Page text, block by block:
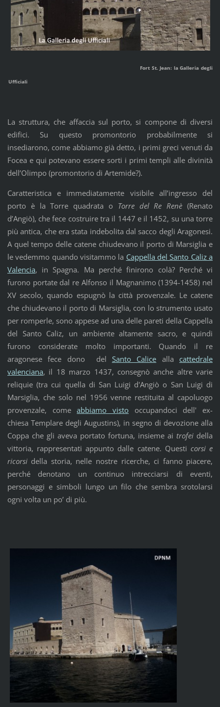
Fort St. Jean: la Galleria degli
Ufficiali
La struttura, che affaccia sul porto, si compone di diversi
edifici. Su questo promontorio probabilmente si
insediarono, come abbiamo già detto, i primi greci venuti da
Focea e qui potevano essere sorti i primi templi alle divinità
dell’Olimpo (promontorio di Artemide?).
Caratteristica e immediatamente visibile all’ingresso del
porto è la Torre quadrata o Torre del Re Renè (Renato
d’Angiò), che fece costruire tra il 1447 e il 1452, su una torre
più antica, che era stata indebolita dal sacco degli Aragonesi.
A quel tempo delle catene chiudevano il porto di Marsiglia e
le vedemmo quando visitammo la Cappella del Santo Caliz a
Valencia, in Spagna. Ma perché finirono colà? Perché vi
furono portate dal re Alfonso il Magnanimo (1394-1458) nel
XV secolo, quando espugnò la città provenzale. Le catene
che chiudevano il porto di Marsiglia, con lo strumento usato
per romperle, sono appese ad una delle pareti della Cappella
del Santo Caliz, un ambiente altamente sacro, e quindi
furono considerate molto importanti. Quando il re
aragonese fece dono del Santo Calice alla cattedrale
valenciana, il 18 marzo 1437, consegnò anche altre varie
reliquie (tra cui quella di San Luigi d'Angiò o San Luigi di
Marsiglia, che solo nel 1956 venne restituita al capoluogo
provenzale, comeabbiamo visto occupandoci dell' ex-
chiesa Templare degli Augustins), in segno di devozione alla
Coppa che gli aveva portato fortuna, insieme ai trofei della
vittoria, rappresentati appunto dalle catene. Questi corsi e
ricorsidella storia, nelle nostre ricerche, ci fanno piacere,
perché denotano un continuo intrecciarsi di eventi,
personaggi e simboli lungo un filo che sembra srotolarsi
ogni volta un po’ di più.